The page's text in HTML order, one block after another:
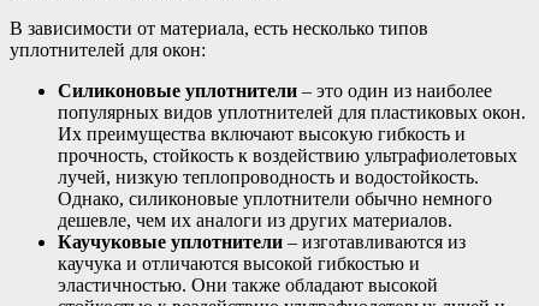
В зависимости от материала, есть несколько типов
уплотнителей для окон:
Силиконовые уплотнители – это один из наиболее
популярных видов уплотнителей для пластиковых окон.
Их преимущества включают высокую гибкость и
прочность, стойкость к воздействию ультрафиолетовых
лучей, низкую теплопроводность и водостойкость.
Однако, силиконовые уплотнители обычно немного
дешевле, чем их аналоги из других материалов.
Каучуковые уплотнители – изготавливаются из
каучука и отличаются высокой гибкостью и
эластичностью. Они также обладают высокой